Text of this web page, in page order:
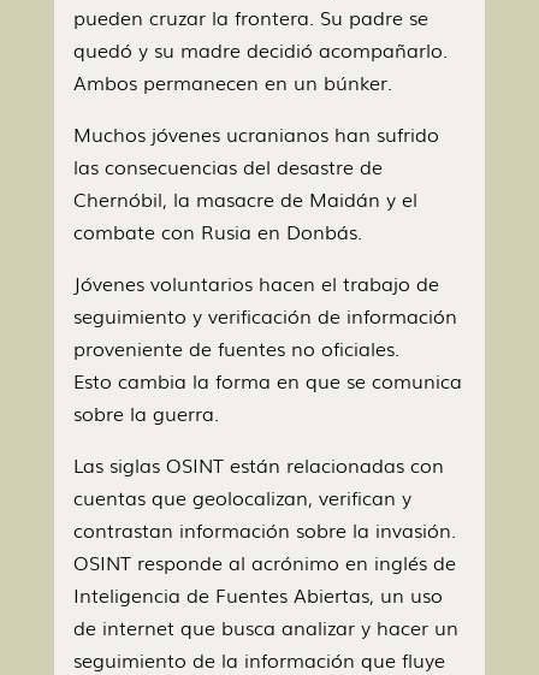
pueden cruzar la frontera. Su padre se
quedó y su madre decidió acompañarlo.
Ambos permanecen en un búnker.
Muchos jóvenes ucranianos han sufrido
las consecuencias del desastre de
Chernóbil, la masacre de Maidán y el
combate con Rusia en Donbás.
Jóvenes voluntarios hacen el trabajo de
seguimiento y verificación de información
proveniente de fuentes no oficiales.
Esto cambia la forma en que se comunica
sobre la guerra.
Las siglas OSINT están relacionadas con
cuentas que geolocalizan, verifican y
contrastan información sobre la invasión.
OSINT responde al acrónimo en inglés de
Inteligencia de Fuentes Abiertas, un uso
de internet que busca analizar y hacer un
seguimiento de la información que fluye